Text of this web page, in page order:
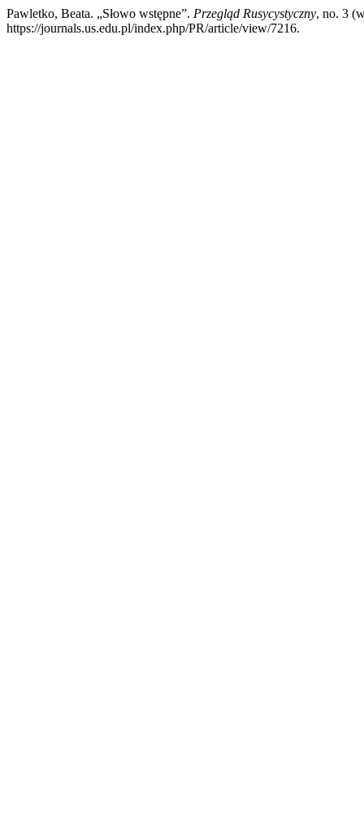
Pawletko, Beata. „Słowo wstępne”. Przegląd Rusycystyczny, no. 3
https://journals.us.edu.pl/index.php/PR/article/view/7216.